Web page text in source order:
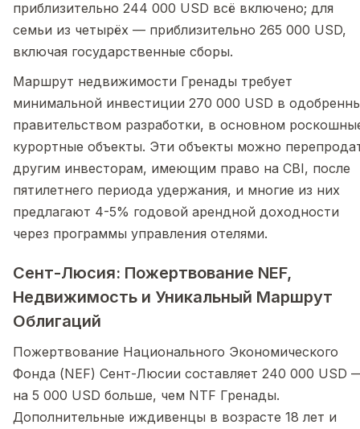
приблизительно 244 000 USD всё включено; для
семьи из четырёх — приблизительно 265 000 USD,
включая государственные сборы.
Маршрут недвижимости Гренады требует
минимальной инвестиции 270 000 USD в
правительством разработки, в основном
курортные объекты. Эти объекты можно
другим инвесторам, имеющим право на CBI, после
пятилетнего периода удержания, и многие из них
предлагают 4-5% годовой арендной доходности
через программы управления отелями.
Сент-Люсия: Пожертвование NEF,
Недвижимость и Уникальный Маршрут
Облигаций
Пожертвование Национального Экономического
Фонда (NEF) Сент-Люсии составляет 240 000 USD
на 5 000 USD больше, чем NTF Гренады.
Дополнительные иждивенцы в возрасте 18 лет и